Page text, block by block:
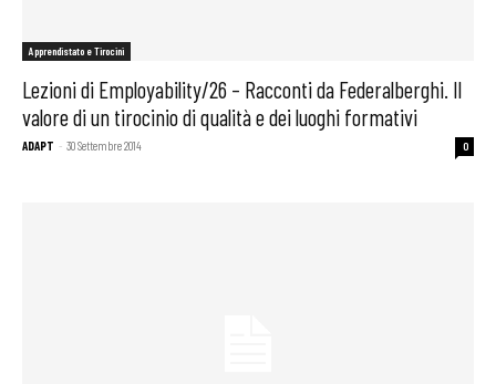
Apprendistato e Tirocini
Lezioni di Employability/26 – Racconti da Federalberghi. Il
valore di un tirocinio di qualità e dei luoghi formativi
ADAPT - 30 Settembre 2014 0